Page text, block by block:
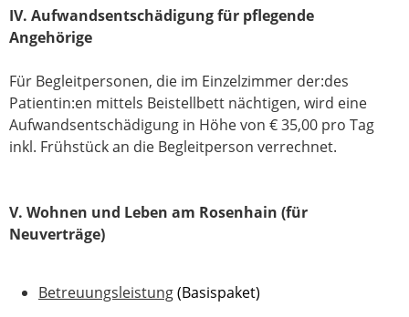
IV. Aufwandsentschädigung für pflegende
Angehörige
Für Begleitpersonen, die im Einzelzimmer der:des
Patientin:en mittels Beistellbett nächtigen, wird eine
Aufwandsentschädigung in Höhe von € 35,00 pro Tag
inkl. Frühstück an die Begleitperson verrechnet.
V. Wohnen und Leben am Rosenhain (für
Neuverträge)
Betreuungsleistung(Basispaket)